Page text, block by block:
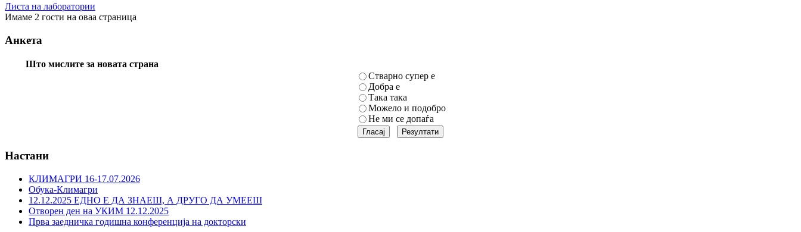
Листа на лаборатории
Имаме 2 гости на оваа страница
Анкета
Што мислите за новата страна
Стварно супер е
Добра е
Така така
Можело и подобро
Не ми се допаѓа
Настани
КЛИМАГРИ 16-17.07.2026
Обука-Климагри
12.12.2025 ЕДНО Е ДА ЗНАЕШ, А ДРУГО ДА УМЕЕШ
Отворен ден на УКИМ 12.12.2025
Прва заедничка годишна конференција на докторски